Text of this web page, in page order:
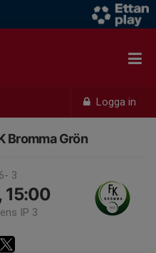
Logga in
Bromma Grön
3
15:00
IP 3